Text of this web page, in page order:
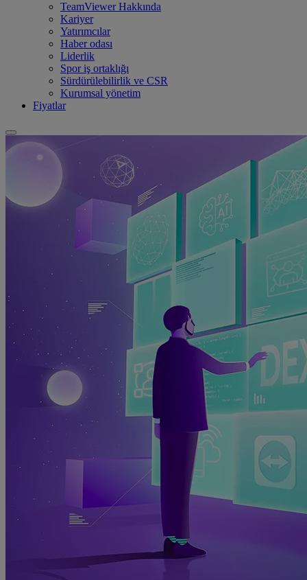
TeamViewer Hakkında
Kariyer
Yatırımcılar
Haber odası
Liderlik
Spor iş ortaklığı
Sürdürülebilirlik ve CSR
Kurumsal yönetim
Fiyatlar